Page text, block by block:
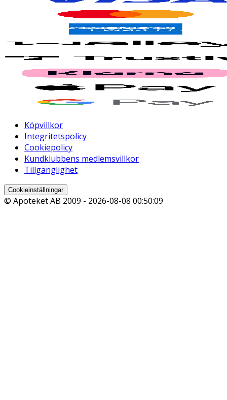
Köpvillkor
Integritetspolicy
Cookiepolicy
Kundklubbens medlemsvillkor
Tillgänglighet
Cookieinställningar
© Apoteket AB 2009 - 2026-08-08 00:50:09